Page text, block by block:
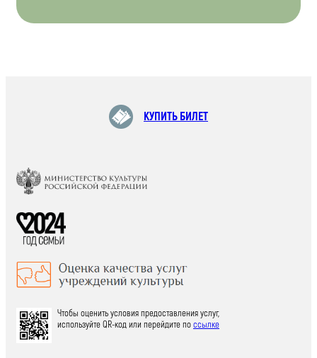
КУПИТЬ БИЛЕТ
Чтобы оценить условия предоставления услуг,
используйте QR-код или перейдите поссылке